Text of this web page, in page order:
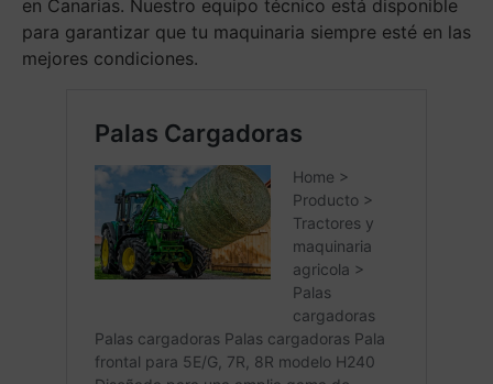
en Canarias. Nuestro equipo técnico está disponible
para garantizar que tu maquinaria siempre esté en las
mejores condiciones.